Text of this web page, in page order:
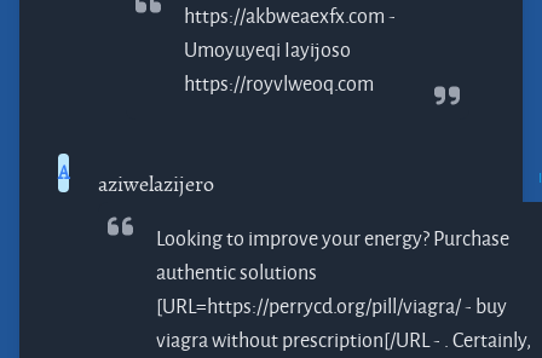
https://akbweaexfx.com -
Umoyuyeqi Iayijoso
https://royvlweoq.com
A aziwelazijero
Looking to improve your energy? Purchase
authentic solutions
[URL=https://perrycd.org/pill/viagra/ - buy
viagra without prescription[/URL - . Certainly,